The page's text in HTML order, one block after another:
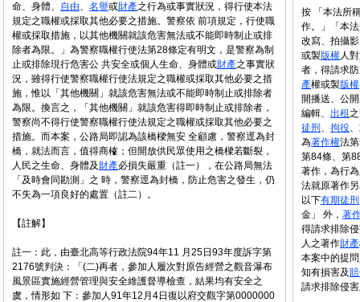
命、身體、 自由、 名譽或財產之行為或事實狀況，得行使本法
規定之職權或採取其他必要之措施。警察依 前項規定，行使職
權或採取措施，以其他機關就該危害無法或不能即時制止或排
除者為限。」為警察職權行使法第28條定有明文，是警察為制
止或排除現行危害公 共安全或個人生命、身體或財產之事實狀
況，雖得行使警察職權行使法規定之職權或採取其他必要之措
施，惟以「其他機關」就該危害無法或不能即時制止或排除者
為限。換言之，「其他機關」就該危害得即時制止或排除者，
警察尚不得行使警察職權行使法規定之職權或採取其他必要之
措施。而本案，公路局即認為該橋樑無安 全顧慮，警察逕為封
橋，就法而言，值得商榷；但開放供民眾使用之橋樑若斷裂，
人民之生命、身體及財產必損失嚴重（註一），在公路局無法
「及時會同勘測」之 時，警察逕為封橋，防止危害之發生，仍
不失為一項良好的處置（註二）。
【註解】
註一：此，由臺北高等行政法院94年11 月25日93年度訴字第
2176號判決：「(二)再者，參加人履次對原告經營之觀音瀑布
風景區實施經營管理與安全維護督導檢查，結果均有安全之
虞，情形如 下：參加人91年12月4日復以府交觀字第0000000
按 「本法所
作。」「本
改寫、拍攝
或製版權人
者，得請求
產權或製版權
開播送、公
編輯、 出租
徒刑 、 拘役
為著作權法
第84條、第
著作，為行
法就原著作
以下有期徒刑
金」 外， 著
得請求排除
人之著作財產
本案中的提
知有損害及
請求排除侵